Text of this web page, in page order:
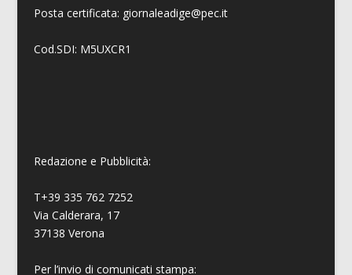
Posta certificata: giornaleadige@pec.it
Cod.SDI: M5UXCR1
Redazione e Pubblicità:
T+39 335 762 7252
Via Calderara, 17
37138 Verona
Per l’invio di comunicati stampa: